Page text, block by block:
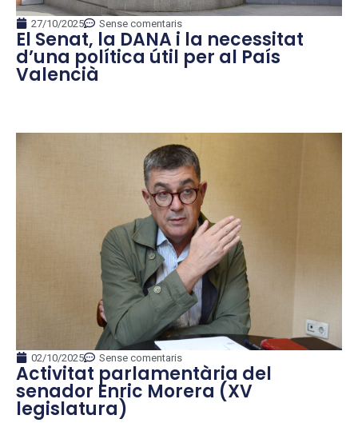
27/10/2025 Sense comentaris
El Senat, la DANA i la necessitat
d’una política útil per al País
Valencià
02/10/2025 Sense comentaris
Activitat parlamentària del
senador Enric Morera (XV
legislatura)